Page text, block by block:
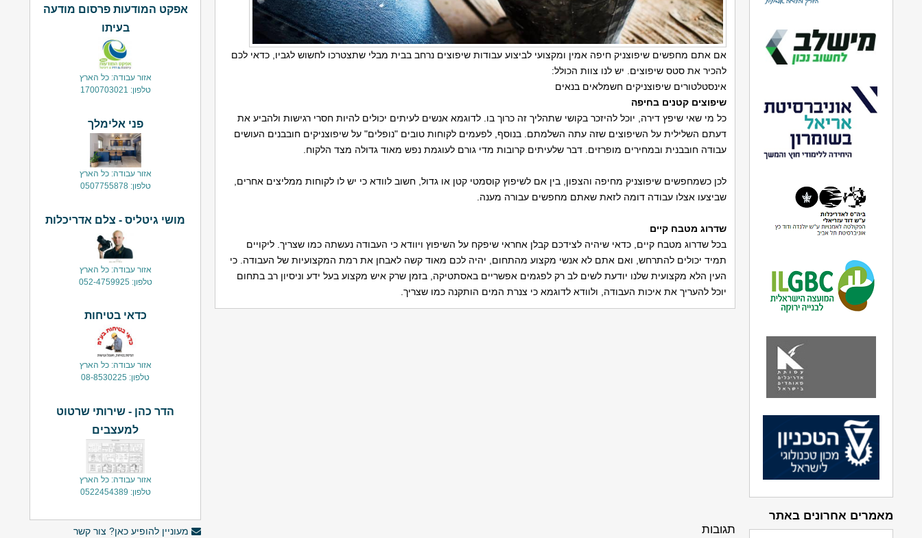
אם אתם מחפשים שיפוצניק חיפה אמין ומקצועי לביצוע עבודות שיפוצים נרחב בבית מבלי שתצטרכו לחשוש לגביו, כדאי לכם
להכיר את סטס שיפוצים. יש לנו צוות הכולל:
אינסטלטורים שיפוצניקים חשמלאים בנאים
שיפוצים קטנים בחיפה
כל מי שאי שיפץ דירה, יוכל להיזכר בקושי שתהליך זה כרוך בו. לדוגמא אנשים לעיתים יכולים להיות חסרי רגישות ולהביע את
דעתם השלילית על השיפוצים שזה עתה השלמתם. בנוסף, לפעמים לקוחות טובים "נופלים" על שיפוצניקים חובבנים העושים
עבודה חובבנית ובמחירים מופרזים. דבר שלעיתים קרובות מדי גורם לעוגמת נפש מאוד גדולה מצד הלקוח.
לכן כשמחפשים שיפוצניק מחיפה והצפון, בין אם לשיפוץ קוסמטי קטן או גדול, חשוב לוודא כי יש לו לקוחות ממליצים אחרים,
שביצעו אצלו עבודה דומה לזאת שאתם מחפשים עבורה מענה.
שדרוג מטבח קיים
בכל שדרוג מטבח קיים, כדאי שיהיה לצידכם קבלן אחראי שיפקח על השיפוץ ויוודא כי העבודה נעשתה כמו שצריך. ליקויים
תמיד יכולים להתרחש, ואם אתם לא אנשי מקצוע מהתחום, יהיה לכם מאוד קשה לאבחן את רמת המקצועיות של העבודה. כי
העין הלא מקצועית שלנו יודעת לשים לב רק לפגמים אפשריים באסתטיקה, בזמן שרק איש מקצוע בעל ידע וניסיון רב בתחום
יוכל להעריך את איכות העבודה, ולוודא לדוגמא כי צנרת המים הותקנה כמו שצריך.
תגובות
אפקט המודעות פרסום מודעה
בעיתו
אזור עבודה: כל הארץ
טלפון: 1700703021
פני אלימלך
אזור עבודה: כל הארץ
טלפון: 0507755878
מושי גיטליס - צלם אדריכלות
אזור עבודה: כל הארץ
טלפון: 052-4759925
כדאי בטיחות
אזור עבודה: כל הארץ
טלפון: 08-8530225
הדר כהן - שירותי שרטוט
למעצבים
אזור עבודה: כל הארץ
טלפון: 0522454389
מעוניין להופיע כאן? צור קשר
מאמרים אחרונים באתר